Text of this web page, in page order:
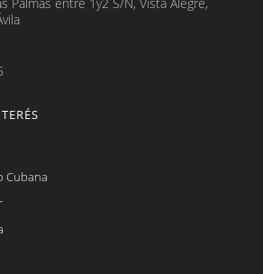
Cubana
Se
abre